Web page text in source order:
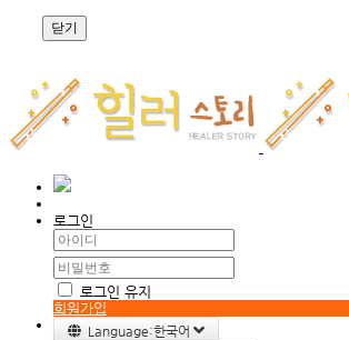
닫기
로그인
로그인 유지
회원가입
Language:한국어